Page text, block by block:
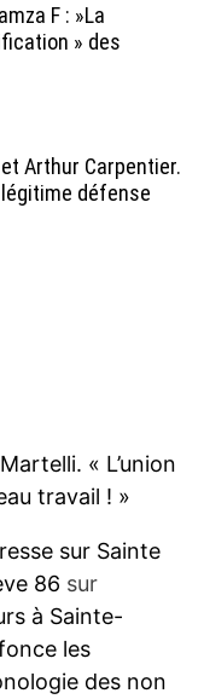
F : »La
» des
Arthur Carpentier.
défense
« L’union
travail ! »
sur Sainte
86 sur
à Sainte-
les
des non